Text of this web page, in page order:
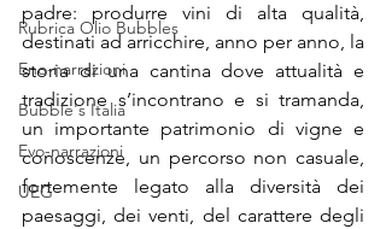
Rubrica Olio Bubbles
Eno-narrazioni
Bubble's Italia
Evo-narrazioni
UEG
padre: produrre vini di alta qualità,
destinati ad arricchire, anno per anno, la
storia di una cantina dove attualità e
tradizione s’incontrano e si tramanda,
un importante patrimonio di vigne e
conoscenze, un percorso non casuale,
fortemente legato alla diversità dei
paesaggi, dei venti, del carattere degli